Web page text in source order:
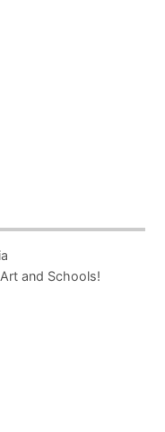
and Schools!